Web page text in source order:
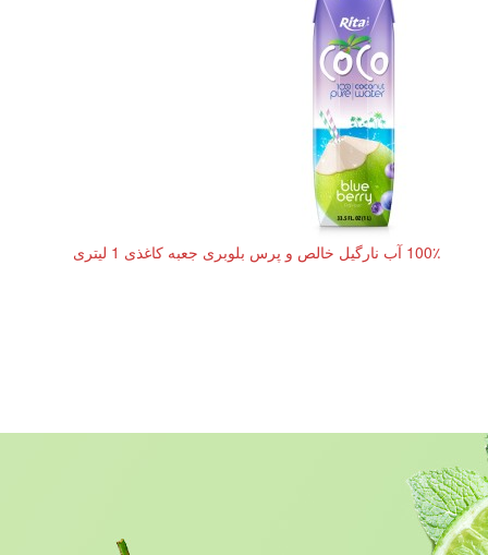
100٪ آب نارگیل خالص و پرس بلوبری جعبه کاغذی 1 لیتری